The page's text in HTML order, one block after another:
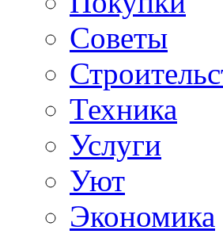
Советы
Техника
Услуги
Уют
Экономика